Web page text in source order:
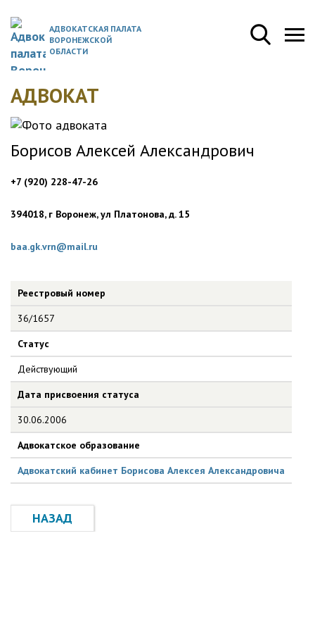
АДВОКАТСКАЯ ПАЛАТА
ВОРОНЕЖСКОЙ
ОБЛАСТИ
АДВОКАТ
Борисов Алексей Александрович
+7 (920) 228-47-26
394018, г Воронеж, ул Платонова, д. 15
baa.gk.vrn@mail.ru
Реестровый номер
36/1657
Статус
Действующий
Дата присвоения статуса
30.06.2006
Адвокатское образование
Адвокатский кабинет Борисова Алексея Александровича
НАЗАД